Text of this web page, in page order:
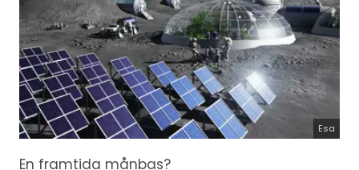
Esa
En framtida månbas?